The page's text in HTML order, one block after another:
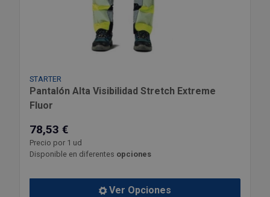
STARTER
Pantalón Alta Visibilidad Stretch Extreme
Fluor
78,53 €
Precio por 1 ud
Disponible en diferentes opciones
Ver Opciones